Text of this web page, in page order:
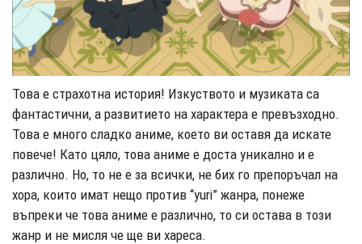
Това е страхотна история! Изкуството и музиката са
фантастични, а развитието на характера е превъзходно.
Това е много сладко аниме, което ви оставя да искате
повече! Като цяло, това аниме е доста уникално и е
различно. Но, то не е за всички, не бих го препоръчал на
хора, които имат нещо против “yuri” жанра, понеже
въпреки че това аниме е различно, то си остава в този
жанр и не мисля че ще ви хареса.